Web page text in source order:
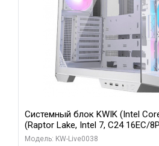
Системный блок KWIK (Intel
(Raptor Lake, Intel 7, C24 16EC/
модуля)/ Gigabyte RX9070XT
Модель: KW-Live0038